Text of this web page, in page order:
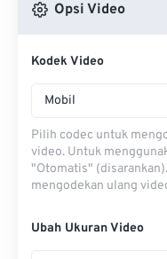
Opsi Video
Kodek Video
Mobil
Pilih codec untuk
video. Untuk
"Otomatis"
mengodekan ulang
Ubah Ukuran Video